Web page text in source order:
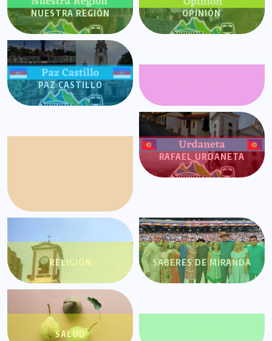
NUESTRA REGIÓN OPINIÓN
PAZ CASTILLO
RAFAEL URDANETA
RELIGIÓN SABERES DE MIRANDA
SALUD